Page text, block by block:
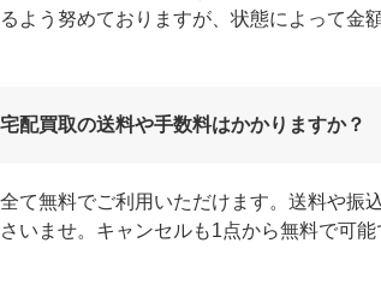
るよう努めておりますが、状態によって金
宅配買取の送料や手数料はかかりますか？
全て無料でご利用いただけます。送料や振
さいませ。キャンセルも1点から無料で可能